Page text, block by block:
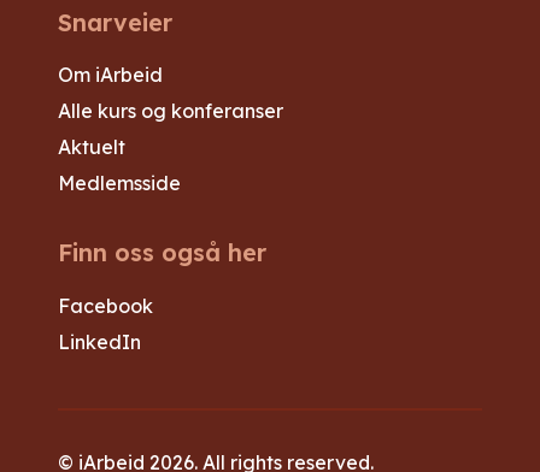
Snarveier
Om iArbeid
Alle kurs og konferanser
Aktuelt
Medlemsside
Finn oss også her
Facebook
LinkedIn
© iArbeid 2026. All rights reserved.